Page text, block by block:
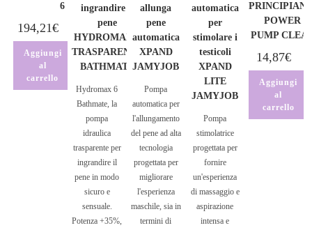
6
194,21€
Aggiungi
al
carrello
ingrandire il
pene
HYDROMAX 6
TRASPARENTE
BATHMATE
Hydromax 6
Bathmate, la
pompa
idraulica
trasparente per
ingrandire il
pene in modo
sicuro e
sensuale.
Potenza +35%,
allunga
pene
automatica
XPAND
JAMYJOB
Pompa
automatica per
l'allungamento
del pene ad alta
tecnologia
progettata per
migliorare
l'esperienza
maschile, sia in
termini di
automatica
per
stimolare i
testicoli
XPAND
LITE
JAMYJOB
Pompa
stimolatrice
progettata per
fornire
un'esperienza
di massaggio e
aspirazione
intensa e
POWER
PUMP
14,87€
Aggiungi
al
carrello